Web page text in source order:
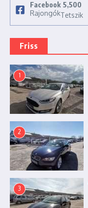
Facebook 5,500
RajongókTetszik
Friss
1
2
3